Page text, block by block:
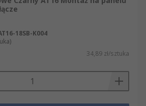
18SB-K004
34,89 zł/sztuka